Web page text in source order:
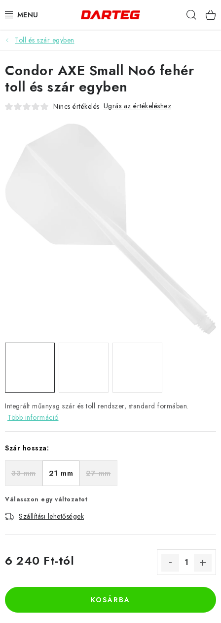
tartalomhoz
DARTS
DARTS TÁBLÁK
TARTOZÉKOK A TÁBLÁKHOZ
HEGYEK
Toll és szár egyben
Integrált műanyag szár és toll rendszer, standard formában.
Több információ
Szár hossza:
33 mm 21 mm 27 mm
Válasszon egy változatot
Szállítási lehetőségek
6 240 Ft-tól
KOSÁRBA
Condor AXE Small No6 fehér
toll és szár egyben
Nincs értékelés Ugrás az értékeléshez